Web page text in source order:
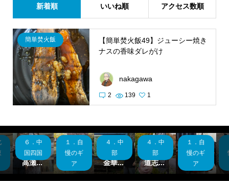
新着順 いいね順 アクセス数順
簡単焚火飯
【簡単焚火飯49】ジューシー焼き
ナスの香味ダレがけ
nakagawa
2 139 1
６．中
国四国
山口県
制覇！
高瀬...
１．自
慢のギ
ア
ギア紹
介 タ
ープ...
４．中
部
福井県
制覇！
金華...
４．中
部
山梨県
制覇！
道志...
１．自
慢のギ
ア
ギア紹
介 宿
泊セ...